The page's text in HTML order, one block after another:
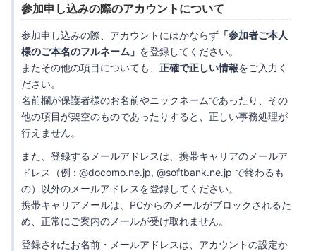
参加申し込みの際のアカウントについて
参加申し込みの際、アカウントにはかならず 「参加者ご本人
様のご本名のフルネーム」 を登録してください。
またその他の項目についても、 正確で正しい情報をご入力く
ださい。
名前欄が保護者様のお名前やニックネームであったり、その
他の項目が架空のものであったりすると、正しい事務処理が
行えません。
また、登録するメールアドレスは、携帯キャリアのメールア
ドレス（例 : @docomo.ne.jp, @softbank.ne.jp で終わるも
の）以外のメールアドレスを登録してください。
携帯キャリアメールは、PCからのメールがブロックされるた
め、正常にご案内のメールが受け取れません。
登録されたお名前・メールアドレスは、アカウントの設定か